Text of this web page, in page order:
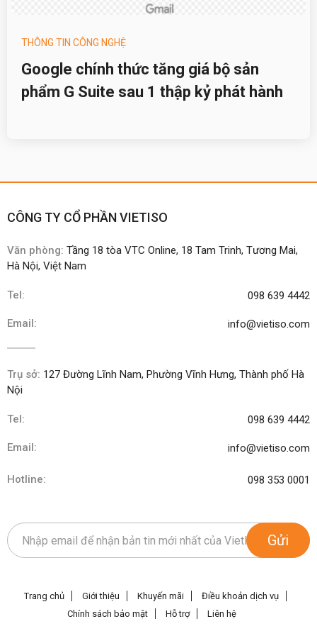
THÔNG TIN CÔNG NGHỆ
Google chính thức tăng giá bộ sản
phẩm G Suite sau 1 thập kỷ phát hành
CÔNG TY CỔ PHẦN VIETISO
Văn phòng: Tầng 18 tòa VTC Online, 18 Tam Trinh, Tương Mai,
Hà Nội, Việt Nam
Tel: 098 639 4442
Email: info@vietiso.com
Trụ sở: 127 Đường Lĩnh Nam, Phường Vĩnh Hưng, Thành phố Hà
Nội
Tel: 098 639 4442
Email: info@vietiso.com
Hotline: 098 353 0001
Gửi
Trang chủ Giới thiệu Khuyến mãi
Điều khoản dịch vụ
Chính sách bảo mật
Hỗ trợ Liên hệ